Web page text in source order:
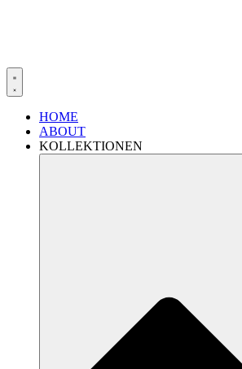
HOME
ABOUT
KOLLEKTIONEN